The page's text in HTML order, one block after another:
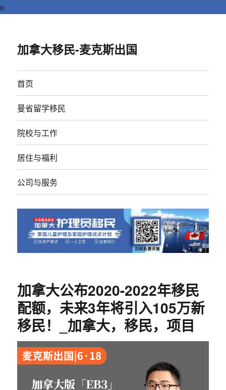
n
加拿大移民-麦克斯出国
首页
曼省留学移民
院校与工作
居住与福利
公司与服务
加拿大公布2020-2022年移民
配额，未来3年将引入105万新
移民！_加拿大，移民，项目